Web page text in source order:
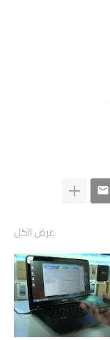
عرض الكل